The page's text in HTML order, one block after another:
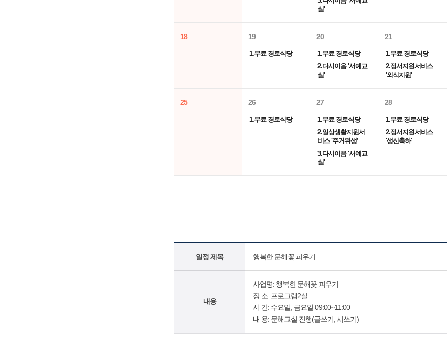
실'
18 19
1.무료 경로식당
20
1.무료 경로식당
2.다시이음 '서예교
실'
21
1.무료 경로식당
2.정서지원서비스
'외식지원'
25 26
1.무료 경로식당
27
1.무료 경로식당
2.일상생활지원서
비스 '주거위생’
3.다시이음 '서예교
실'
28
1.무료 경로식당
2.정서지원서비스
'생신축하'
일정 제목 행복한 문해꽃 피우기
내용
사업명: 행복한 문해꽃 피우기
장 소: 프로그램2실
시 간: 수요일, 금요일 09:00~11:00
내 용: 문해교실 진행(글쓰기, 시쓰기)